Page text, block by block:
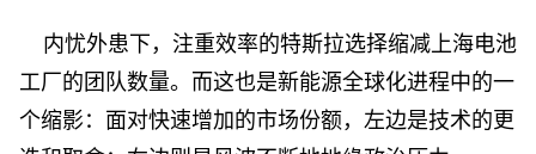
内忧外患下，注重效率的特斯拉选择缩减上海电池
工厂的团队数量。而这也是新能源全球化进程中的一
个缩影：面对快速增加的市场份额，左边是技术的更